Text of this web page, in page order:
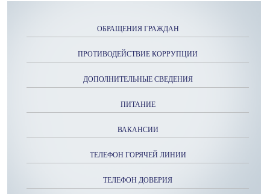
ОБРАЩЕНИЯ ГРАЖДАН
ПРОТИВОДЕЙСТВИЕ КОРРУПЦИИ
ДОПОЛНИТЕЛЬНЫЕ СВЕДЕНИЯ
ПИТАНИЕ
ВАКАНСИИ
ТЕЛЕФОН ГОРЯЧЕЙ ЛИНИИ
ТЕЛЕФОН ДОВЕРИЯ